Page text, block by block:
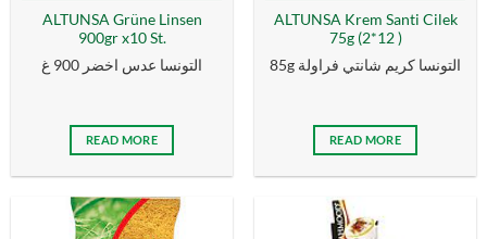
ALTUNSA Grüne Linsen
900gr x10 St.
التونسا عدس اخضر 900 غ
READ MORE
ALTUNSA Krem Santi Cilek
75g (2*12 )
85g التونسا كریم شانتي فراولة
READ MORE